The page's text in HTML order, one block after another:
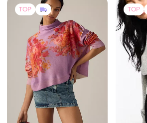
TOP TOP